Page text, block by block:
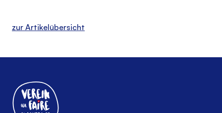
zur Artikelübersicht